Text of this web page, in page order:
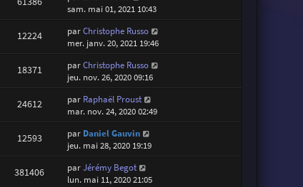
sam. mai 01, 2021 10:43
12224 parChristophe Russo
mer. janv. 20, 2021 19:46
18371 parChristophe Russo
jeu. nov. 26, 2020 09:16
24612 par Raphaël Proust
mar. nov. 24, 2020 02:49
12593 par Daniel Gauvin
jeu. mai 28, 2020 19:19
381406 parJérémy Begot
lun. mai 11, 2020 21:05